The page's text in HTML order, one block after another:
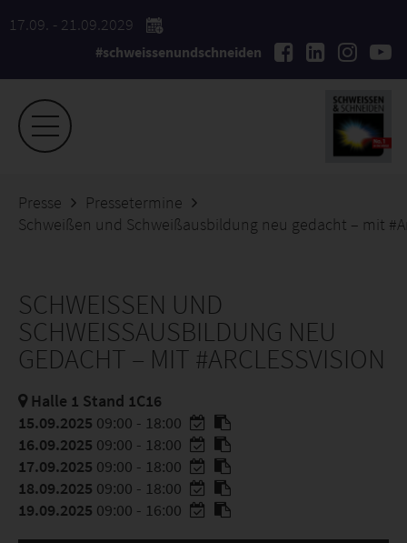
17.09. - 21.09.2029
#schweissenundschneiden
Presse
Pressetermine
Schweißen und Schweißausbildung neu gedacht – mit
SCHWEISSEN UND S
CHWEISSAUSBILDUNG NEU GE
DACHT – MIT #ARCLESSVISION
Halle 1 Stand 1C16
15.09.2025 09:00 - 18:00
16.09.2025 09:00 - 18:00
17.09.2025 09:00 - 18:00
18.09.2025 09:00 - 18:00
19.09.2025 09:00 - 16:00